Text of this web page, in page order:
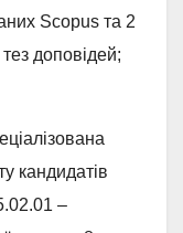
Scopus та 2
доповідей;
кандидатів
–